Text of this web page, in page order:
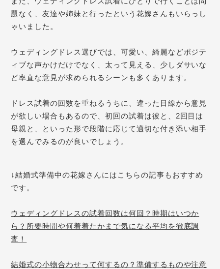
題なく、友達や姉妹と行ったという花嫁さんもいらっし
ゃいました。
ウェディングドレス選びでは、可愛い、綺麗などポジテ
ィブな声かけだけでなく、太って 見える、少しダサいな
ど率直な意見が求められるシーンも多くあります。
ドレス試着の回数を重ねるうちに、違った目線から意見
が欲しい場合もあるので、初回の試着は彼と、2回目は
母親と、といった形で段階に応じて適切な付き添い相手
を選んでみるのが良いでしょう。
↓結婚式準備中の花嫁さんにはこちらの記事もおすすめ
です。
ウェディングドレスの試着回数は何回？時期はいつか
ら？所要時間や何着着たかまで気になる平均を徹底調
査！
結婚式の小物合わせって何するの？準備するものや注意